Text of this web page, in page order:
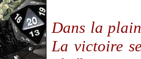
Dans la
La victoire